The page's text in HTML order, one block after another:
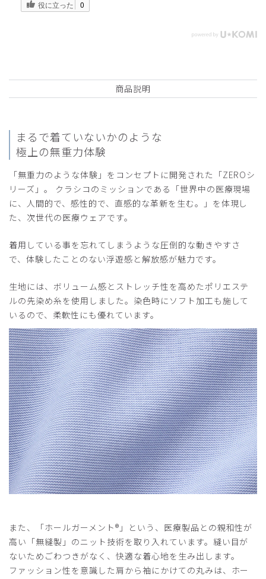
役に立った 0
商品説明
まるで着ていないかのような
極上の無重力体験
「無重力のような体験」をコンセプトに開発された「ZEROシ
リーズ」。 クラシコのミッションである「世界中の医療現場
に、人間的で、感性的で、直感的な革新を生む。」を体現し
た、次世代の医療ウェアです。
着用している事を忘れてしまうような圧倒的な動きやすさ
で、体験したことのない浮遊感と解放感が魅力です。
生地には、ボリューム感とストレッチ性を高めたポリエステ
ルの先染め糸を使用しました。染色時にソフト加工も施して
いるので、柔軟性にも優れています。
また、「ホールガーメント®️」という、医療製品との親和性が
高い「無縫製」のニット技術を取り入れています。縫い目が
ないためごわつきがなく、快適な着心地を生み出します。
ファッション性を意識した肩から袖にかけての丸みは、ホー